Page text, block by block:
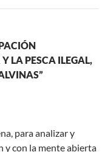
LA PESCA ILEGAL,
para analizar y
y con la mente abierta